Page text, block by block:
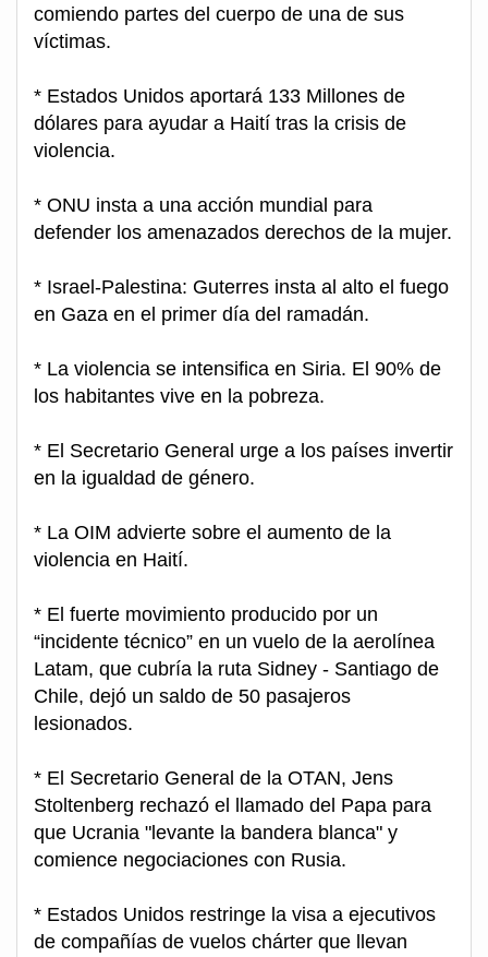
comiendo partes del cuerpo de una de sus
víctimas.
* Estados Unidos aportará 133 Millones de
dólares para ayudar a Haití tras la crisis de
violencia.
* ONU insta a una acción mundial para
defender los amenazados derechos de la mujer.
* Israel-Palestina: Guterres insta al alto el fuego
en Gaza en el primer día del ramadán.
* La violencia se intensifica en Siria. El 90% de
los habitantes vive en la pobreza.
* El Secretario General urge a los países invertir
en la igualdad de género.
* La OIM advierte sobre el aumento de la
violencia en Haití.
* El fuerte movimiento producido por un
“incidente técnico” en un vuelo de la aerolínea
Latam, que cubría la ruta Sidney - Santiago de
Chile, dejó un saldo de 50 pasajeros
lesionados.
* El Secretario General de la OTAN, Jens
Stoltenberg rechazó el llamado del Papa para
que Ucrania "levante la bandera blanca" y
comience negociaciones con Rusia.
* Estados Unidos restringe la visa a ejecutivos
de compañías de vuelos chárter que llevan